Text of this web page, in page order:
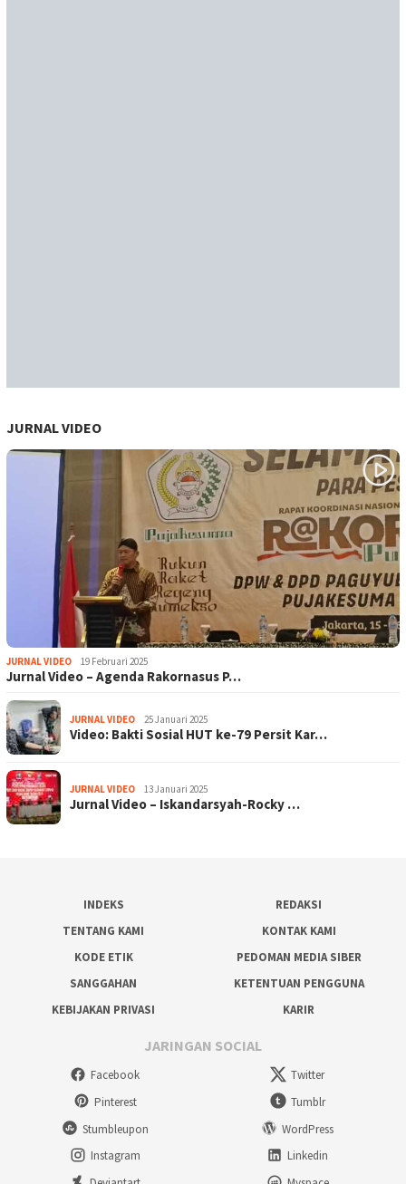
JURNAL VIDEO
JURNAL VIDEO 19 Februari 2025
Jurnal Video – Agenda Rakornasus P…
JURNAL VIDEO 25 Januari 2025
Video: Bakti Sosial HUT ke-79 Persit Kar…
JURNAL VIDEO 13 Januari 2025
Jurnal Video – Iskandarsyah-Rocky …
INDEKS
REDAKSI
TENTANG KAMI
KONTAK KAMI
KODE ETIK
PEDOMAN MEDIA SIBER
SANGGAHAN
KETENTUAN PENGGUNA
KEBIJAKAN PRIVASI
KARIR
JARINGAN SOCIAL
Facebook
Twitter
Pinterest
Tumblr
Stumbleupon
WordPress
Instagram
Linkedin